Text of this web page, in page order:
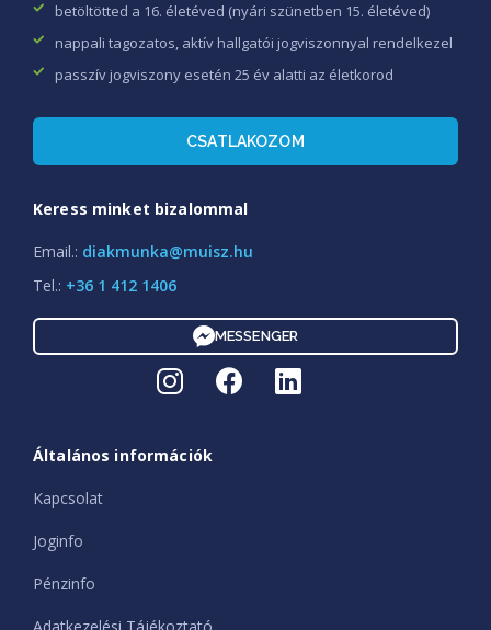
betöltötted a 16. életéved (nyári szünetben 15. életéved)
nappali tagozatos, aktív hallgatói jogviszonnyal rendelkezel
passzív jogviszony esetén 25 év alatti az életkorod
CSATLAKOZOM
Keress minket bizalommal
Email.: diakmunka@muisz.hu
Tel.: +36 1 412 1406
MESSENGER
Általános információk
Kapcsolat
Joginfo
Pénzinfo